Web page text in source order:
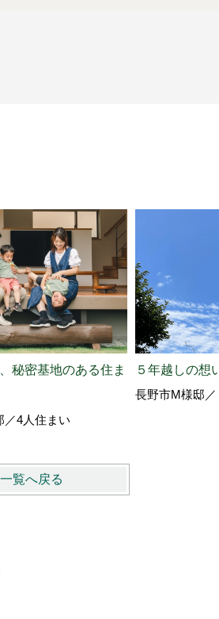
秘密基地のある住ま
／4人住まい
５年越しの想
長野市M様邸
一覧へ戻る